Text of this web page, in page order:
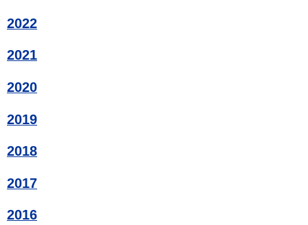
2022
2021
2020
2019
2018
2017
2016